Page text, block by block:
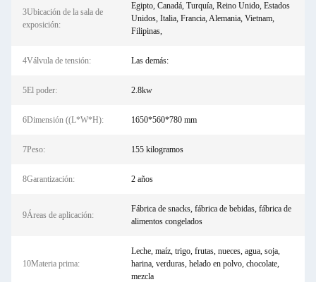
3Ubicación de la sala de
exposición:
Egipto, Canadá, Turquía, Reino Unido, Estados
Unidos, Italia, Francia, Alemania, Vietnam,
Filipinas,
4Válvula de tensión: Las demás:
5El poder: 2.8kw
6Dimensión ((L*W*H): 1650*560*780 mm
7Peso: 155 kilogramos
8Garantización: 2 años
9Áreas de aplicación:
Fábrica de snacks, fábrica de bebidas, fábrica de
alimentos congelados
10Materia prima:
Leche, maíz, trigo, frutas, nueces, agua, soja,
harina, verduras, helado en polvo, chocolate,
mezcla